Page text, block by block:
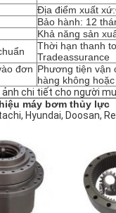
Địa điểm xuất
Bảo hành: 12
Khả năng sản
Thời hạn thanh
Tradeassurance
đơn Phương tiện vận
hàng không
chi tiết cho người
máy bơm thủy lực
Hyundai, Doosan,